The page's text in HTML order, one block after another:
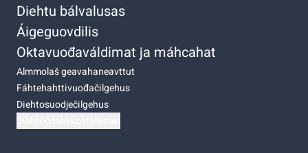
Diehtu bálvalusas
Áigeguovdilis
Oktavuođaváldimat ja máhcahat
Almmolaš geavahaneavttut
Fáhtehahttivuođačilgehus
Diehtosuodječilgehus